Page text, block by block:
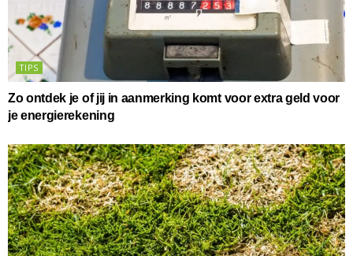
TIPS
Zo ontdek je of jij in aanmerking komt voor extra geld voor
je energierekening